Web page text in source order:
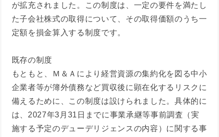
が拡充されました。この制度は、一定の要件を満たし
た子会社株式の取得について、その取得価額のうち一
定額を損金算入する制度です。
既存の制度
もともと、Ｍ＆Ａにより経営資源の集約化を図る中小
企業者等が簿外債務など買収後に顕在化するリスクに
備えるために、この制度は設けられました。具体的に
は、2027年3月31日までに事業承継等事前調査（実
施する予定のデューデリジェンスの内容）に関する事